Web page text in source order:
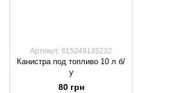
Артикул: 815249135232
Канистра под топливо 10 л б/
у
80 грн